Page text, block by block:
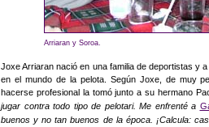
Arriaran y Soroa.
Joxe Arriaran nació en una familia de deportistas y
en el mundo de la pelota. Según Joxe, de muy
hacerse profesional la tomó junto a su hermano
jugar contra todo tipo de pelotari. Me enfrenté a
buenos y no tan buenos de la época. ¡Calcula: